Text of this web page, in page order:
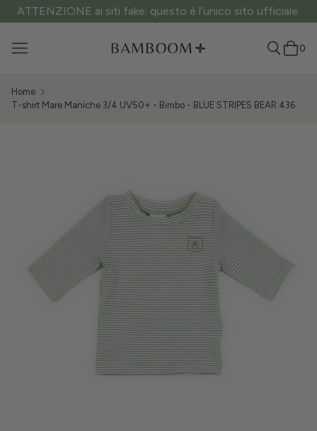
ATTENZIONE ai siti fake: questo è l’unico sito ufficiale.
0
Home
T-shirt Mare Maniche 3/4 UV50+ - Bimbo - BLUE STRIPES BEAR 436